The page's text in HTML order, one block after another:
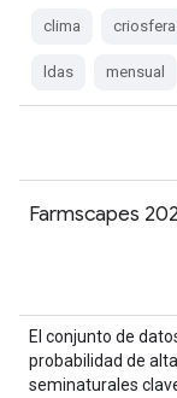
clima criosfera
ldas mensual
Farmscapes
El conjunto de
probabilidad de
seminaturales